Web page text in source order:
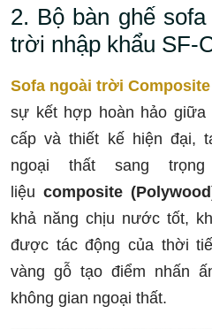
2. Bộ bàn ghế
trời nhập khẩu SF-
Sofa ngoài trời
sự kết hợp hoàn hảo giữa
cấp và thiết kế hiện đại,
ngoại thất sang
liệu composite
khả năng chịu nước tốt,
được tác động của thời
vàng gỗ tạo điểm nhấn
không gian ngoại thất.